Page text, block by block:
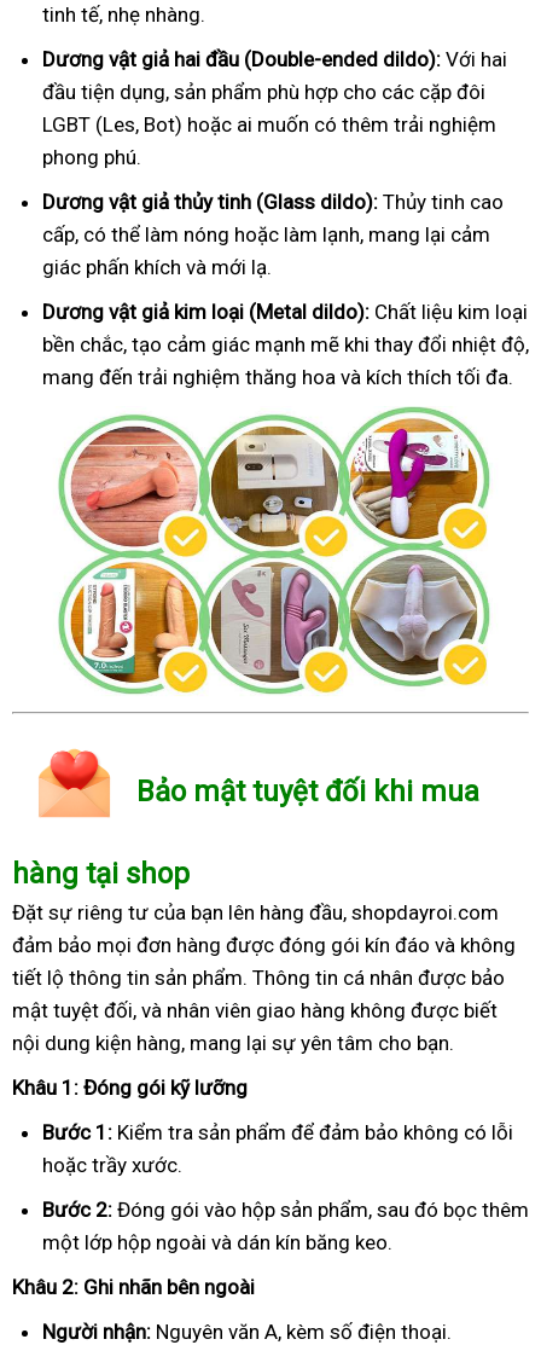
tinh tế, nhẹ nhàng.
Dương vật giả hai đầu (Double-ended dildo): Với hai
đầu tiện dụng, sản phẩm phù hợp cho các cặp đôi
LGBT (Les, Bot) hoặc ai muốn có thêm trải nghiệm
phong phú.
Dương vật giả thủy tinh (Glass dildo): Thủy tinh cao
cấp, có thể làm nóng hoặc làm lạnh, mang lại cảm
giác phấn khích và mới lạ.
Dương vật giả kim loại (Metal dildo): Chất liệu kim loại
bền chắc, tạo cảm giác mạnh mẽ khi thay đổi nhiệt độ,
mang đến trải nghiệm thăng hoa và kích thích tối đa.
Bảo mật tuyệt đối khi mua
hàng tại shop
Đặt sự riêng tư của bạn lên hàng đầu, shopdayroi.com
đảm bảo mọi đơn hàng được đóng gói kín đáo và không
tiết lộ thông tin sản phẩm. Thông tin cá nhân được bảo
mật tuyệt đối, và nhân viên giao hàng không được biết
nội dung kiện hàng, mang lại sự yên tâm cho bạn.
Khâu 1: Đóng gói kỹ lưỡng
Bước 1: Kiểm tra sản phẩm để đảm bảo không có lỗi
hoặc trầy xước.
Bước 2: Đóng gói vào hộp sản phẩm, sau đó bọc thêm
một lớp hộp ngoài và dán kín băng keo.
Khâu 2: Ghi nhãn bên ngoài
Người nhận: Nguyên văn A, kèm số điện thoại.